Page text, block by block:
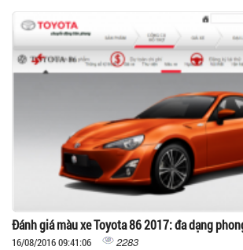
Đánh giá màu xe Toyota 86 2017: đa dạng
16/08/2016 09:41:06 2283